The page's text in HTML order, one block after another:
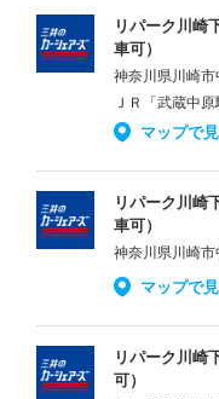
リパーク川崎
車可）
神奈川県川崎市
ＪＲ「武蔵中
マップで
リパーク川崎
車可）
神奈川県川崎市
マップで
リパーク川崎
可）